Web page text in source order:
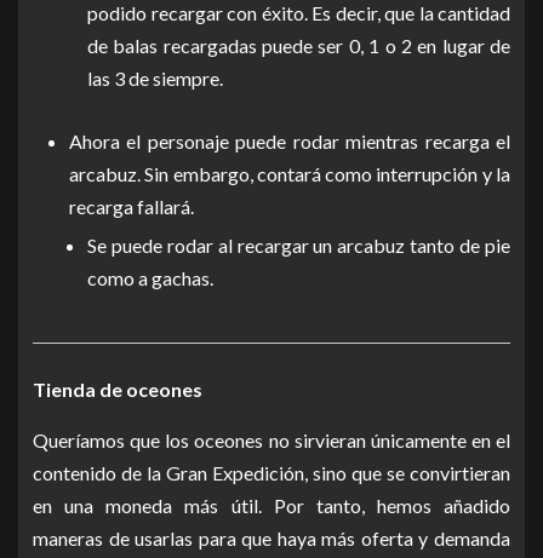
podido recargar con éxito. Es decir, que la cantidad
de balas recargadas puede ser 0, 1 o 2 en lugar de
las 3 de siempre.
Ahora el personaje puede rodar mientras recarga el
arcabuz. Sin embargo, contará como interrupción y la
recarga fallará.
Se puede rodar al recargar un arcabuz tanto de pie
como a gachas.
Tienda de oceones
Queríamos que los oceones no sirvieran únicamente en el
contenido de la Gran Expedición, sino que se convirtieran
en una moneda más útil. Por tanto, hemos añadido
maneras de usarlas para que haya más oferta y demanda